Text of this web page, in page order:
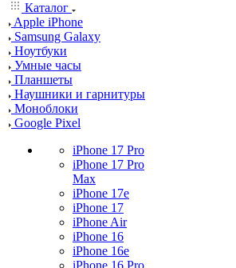
Каталог
Apple iPhone
Samsung Galaxy
Ноутбуки
Умные часы
Планшеты
Наушники и гарнитуры
Моноблоки
Google Pixel
iPhone 17 Pro
iPhone 17 Pro
Max
iPhone 17e
iPhone 17
iPhone Air
iPhone 16
iPhone 16e
iPhone 16 Pro